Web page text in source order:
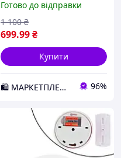
(FKJSJS90DD) D1-2026
Готово до відправки
699.99₴
1 100 ₴
Купити
🛍️ МАРКЕТПЛЕЙС DMD 96%